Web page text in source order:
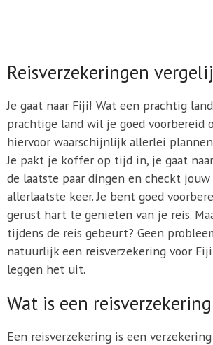
Reisverzekeringen
Je gaat naar Fiji! Wat een prachtig
prachtige land wil je goed voorbereid
hiervoor waarschijnlijk allerlei
Je pakt je koffer op tijd in, je gaat
de laatste paar dingen en checkt
allerlaatste keer. Je bent goed
gerust hart te genieten van je reis.
tijdens de reis gebeurt? Geen
natuurlijk een reisverzekering voor
leggen het uit.
Wat is een
Een reisverzekering is een